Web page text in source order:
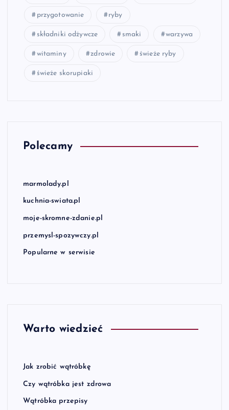
przygotowanie ryby
składniki odżywcze smaki warzywa
witaminy zdrowie świeże ryby
świeże skorupiaki
Polecamy
marmolady.pl
kuchnia-swiata.pl
moje-skromne-zdanie.pl
przemysl-spozywczy.pl
Popularne w serwisie
Warto wiedzieć
Jak zrobić wątróbkę
Czy wątróbka jest zdrowa
Wątróbka przepisy